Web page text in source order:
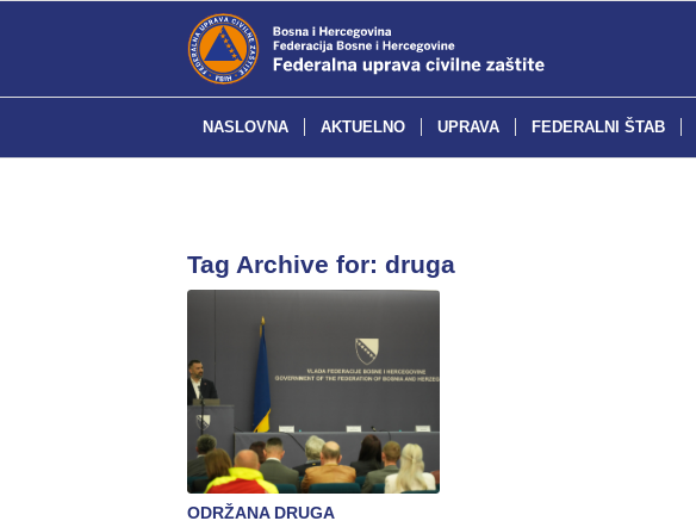
NASLOVNA AKTUELNO UPRAVA FEDERALNI ŠTAB
Tag Archive for: druga
ODRŽANA DRUGA